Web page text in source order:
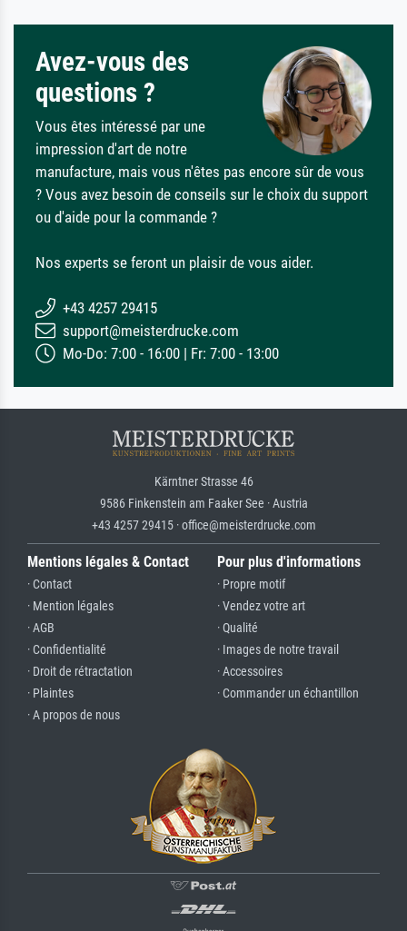
Avez-vous des
questions ?
Vous êtes intéressé par une
impression d'art de notre
manufacture, mais vous n'êtes pas encore sûr de vous
? Vous avez besoin de conseils sur le choix du support
ou d'aide pour la commande ?
Nos experts se feront un plaisir de vous aider.
+43 4257 29415
support@meisterdrucke.com
Mo-Do: 7:00 - 16:00 | Fr: 7:00 - 13:00
Kärntner Strasse 46
9586 Finkenstein am Faaker See · Austria
+43 4257 29415 · office@meisterdrucke.com
Mentions légales & Contact
· Contact
· Mention légales
· AGB
· Confidentialité
· Droit de rétractation
· Plaintes
· A propos de nous
Pour plus d'informations
· Propre motif
· Vendez votre art
· Qualité
· Images de notre travail
· Accessoires
· Commander un échantillon